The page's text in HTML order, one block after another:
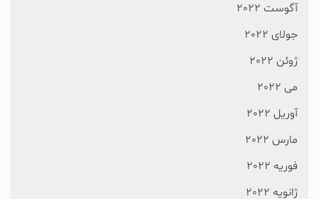
آگوست 2022
جولای 2022
ژوئن 2022
می 2022
آوریل 2022
مارس 2022
فوریه 2022
ژانویه 2022